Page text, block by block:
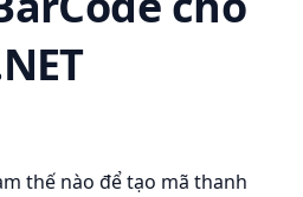
thế nào để tạo mã thanh